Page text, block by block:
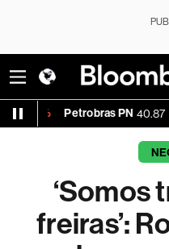
PN 40.87 -2.99%
‘Somos
freiras’: